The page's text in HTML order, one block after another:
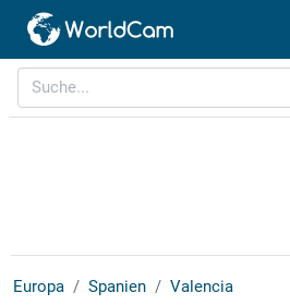
Europa Spanien Valencia